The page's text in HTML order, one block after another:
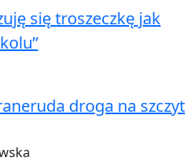
się troszeczkę jak
droga na szczyt